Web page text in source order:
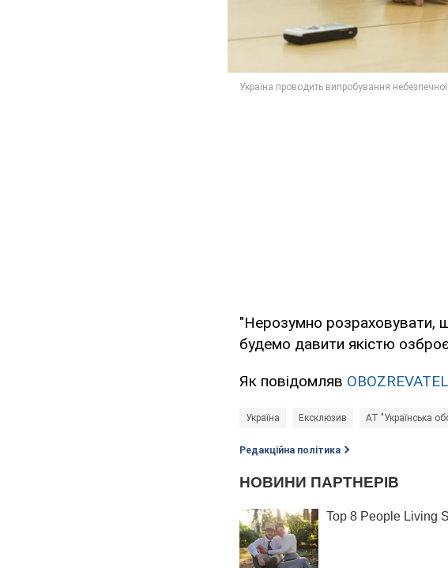
"Нерозумно розраховувати,
будемо давити якістю
Як повідомляв OBOZREVATEL
Україна Ексклюзив АТ "Українська
Редакційна політика